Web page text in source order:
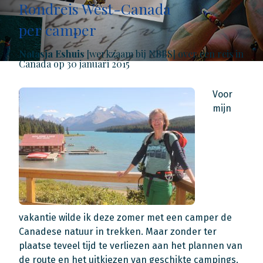
Rondreis West-Canada
per camper
Natasja Eshuis [werkzaam bij NBBS] over een reis in
Canada op 30 januari 2015
Voor
mijn
vakantie wilde ik deze zomer met een camper de
Canadese natuur in trekken. Maar zonder ter
plaatse teveel tijd te verliezen aan het plannen van
de route en het uitkiezen van geschikte campings.